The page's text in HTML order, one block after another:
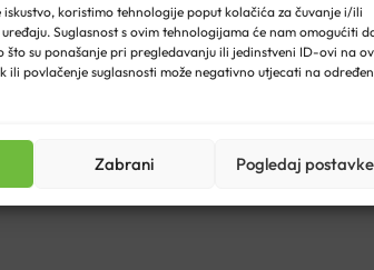
koristimo tehnologije poput kolačića za čuvanje i/ili
Suglasnost s ovim tehnologijama će nam omogućiti
što su ponašanje pri pregledavanju ili jedinstveni ID-ovi na
ili povlačenje suglasnosti može negativno utjecati na
Zabrani Pogledaj postavke
za rješavanje problema suhe, masne prhuti ili